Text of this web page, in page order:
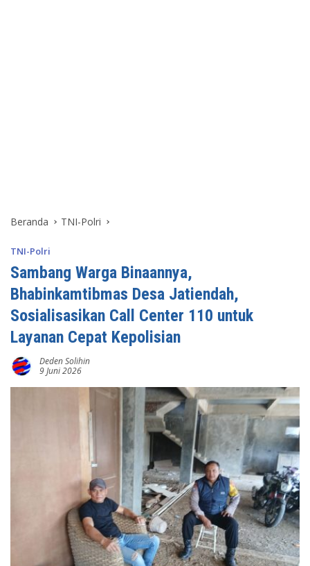
Beranda TNI-Polri
TNI-Polri
Sambang Warga Binaannya,
Bhabinkamtibmas Desa Jatiendah,
Sosialisasikan Call Center 110 untuk
Layanan Cepat Kepolisian
Deden Solihin
9 Juni 2026